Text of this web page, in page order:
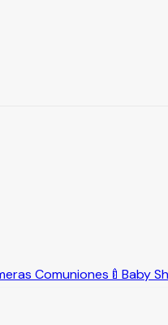
Comuniones 🍼 Baby